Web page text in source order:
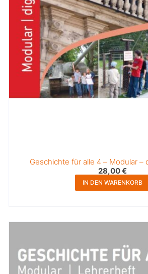
Geschichte für alle 4 – Modular –
28,00€
IN DEN WARENKORB